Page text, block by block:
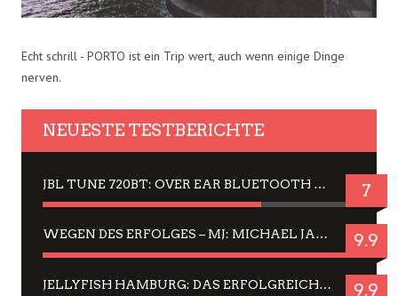
Echt schrill - PORTO ist ein Trip wert, auch wenn einige Dinge
nerven.
NEUESTE TESTBERICHTE
JBL TUNE 720BT: OVER EAR BLUETOOTH KOPFHÖRER UM DIE 50,-€ IM DAUER-TEST 7
WEGEN DES ERFOLGES – MJ: MICHAEL JACKSON MUSICAL IN EINER MATINEE SEHEN 9.9
JELLYFISH HAMBURG: DAS ERFOLGREICHE SOMMER-MENÜ 2025 IN GEFÜHLEN UND BILDERN 9.9